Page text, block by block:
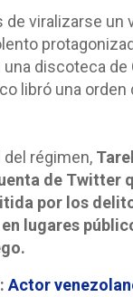
de viralizarse un
discoteca de
libró una orden
del régimen,
de Twitter
por los
lugares
Actor